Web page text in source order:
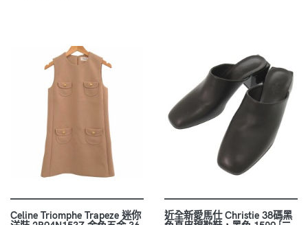
Celine Triomphe Trapeze 迷你
近全新愛馬仕 Christie 38碼黑